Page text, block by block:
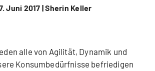
Juni 2017 |Sherin Keller
alle von Agilität, Dynamik und
Konsumbedürfnisse befriedigen